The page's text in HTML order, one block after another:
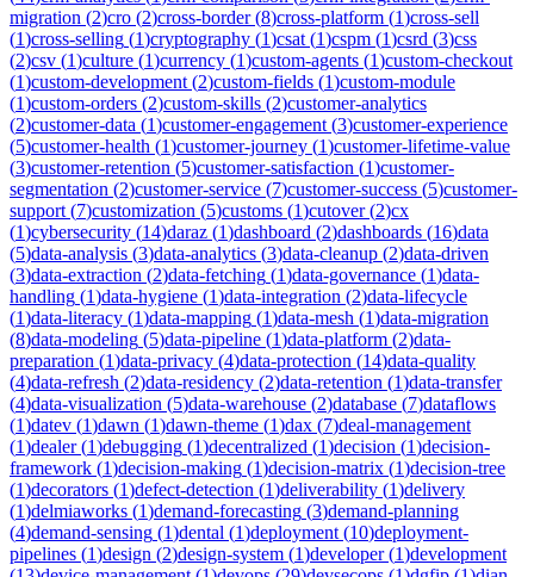
migration (2)cro (2)cross-border(8)cross-platform (1)cross-sell
(1)cross-selling (1)cryptography (1)csat (1)cspm (1)csrd (3)css
(2)csv (1)culture (1)currency (1)custom-agents (1)custom-checkout
(1)custom-development (2)custom-fields (1)custom-module
(1)custom-orders (2)custom-skills (2)customer-analytics
(2)customer-data (1)customer-engagement (3)customer-experience
(5)customer-health (1)customer-journey (1)customer-lifetime-value
(3)customer-retention (5)customer-satisfaction (1)customer-
segmentation (2)customer-service (7)customer-success (5)customer-
support (7)customization (5)customs (1)cutover(2)cx
(1)cybersecurity (14)daraz (1)dashboard (2)dashboards (16)data
(5)data-analysis (3)data-analytics (3)data-cleanup (2)data-driven
(3)data-extraction (2)data-fetching (1)data-governance (1)data-
handling (1)data-hygiene (1)data-integration (2)data-lifecycle
(1)data-literacy (1)data-mapping (1)data-mesh (1)data-migration
(8)data-modeling (5)data-pipeline (1)data-platform (2)data-
preparation (1)data-privacy (4)data-protection (14)data-quality
(4)data-refresh (2)data-residency (2)data-retention (1)data-transfer
(4)data-visualization (5)data-warehouse (2)database (7)dataflows
(1)datev (1)dawn (1)dawn-theme (1)dax (7)deal-management
(1)dealer(1)debugging (1)decentralized (1)decision (1)decision-
framework (1)decision-making (1)decision-matrix (1)decision-tree
(1)decorators (1)defect-detection (1)deliverability (1)delivery
(1)delmiaworks (1)demand-forecasting (3)demand-planning
(4)demand-sensing (1)dental (1)deployment (10)deployment-
pipelines (1)design (2)design-system (1)developer(1)development